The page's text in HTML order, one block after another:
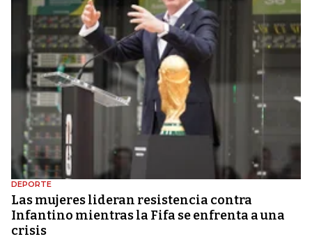
DEPORTE
Las mujeres lideran resistencia contra
Infantino mientras la Fifa se enfrenta a una
crisis